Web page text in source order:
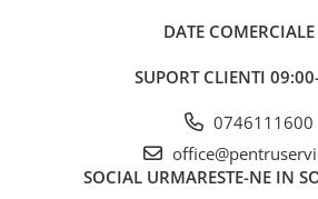
Accesorii pentru tubulare
Perii/Perii de Sarma
Poansoane / Punctatoare /
DATE COMERCIALE
SUPORT CLIENTI
0746111600
SOCIAL URMARESTE-NE IN